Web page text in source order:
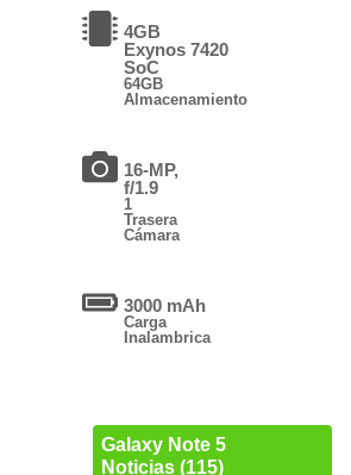
4GB
Exynos 7420
SoC
64GB
Almacenamiento
16-MP,
f/1.9
1
Trasera
Cámara
3000 mAh
Carga
Inalambrica
Galaxy Note 5
Noticias (115)